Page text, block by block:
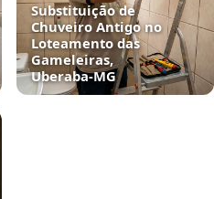
Substituição de
Chuveiro Antigo no
Loteamento das
Gameleiras,
Uberaba‑MG